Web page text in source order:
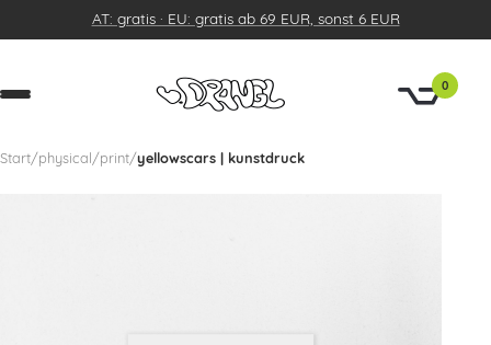
AT: gratis · EU: gratis ab 69 EUR, sonst 6 EUR
0
Start/physical /print/yellowscars | kunstdruck